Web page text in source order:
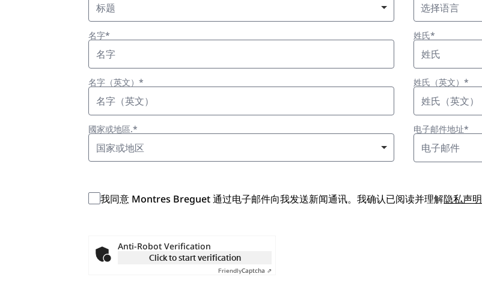
标题 选择语言
名字* 姓氏*
名字（英文）* 姓氏（英文）*
國家或地區.*
国家或地区
电子邮件地址*
我同意 Montres Breguet 通过电子邮件向我发送新闻通讯。我确认已阅读并理解隐私声明
Anti-Robot Verification
Click to start verification
FriendlyCaptcha ⇗